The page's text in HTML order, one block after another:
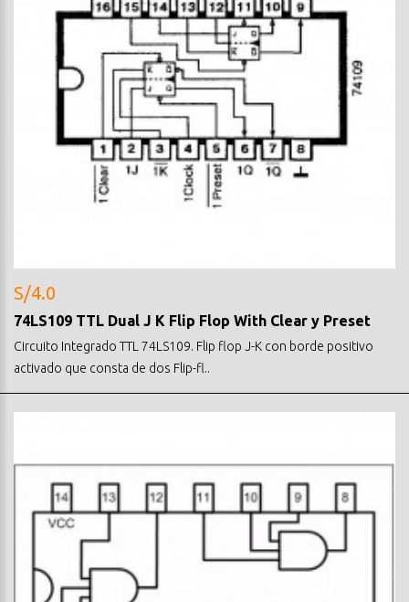
S/4.0
74LS109 TTL Dual J K Flip Flop With Clear y Preset
Circuito Integrado TTL 74LS109. Flip flop J-K con borde positivo
activado que consta de dos Flip-fl..